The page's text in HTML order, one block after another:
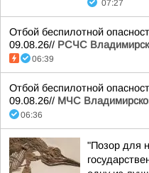
07:27
Отбой беспилотной
09.08.26// РСЧС
06:39
Отбой беспилотной
09.08.26// МЧС
06:36
"Позор для